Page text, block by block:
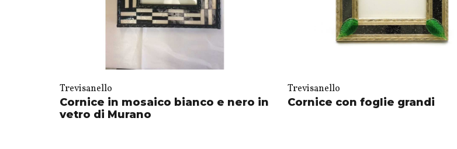
Trevisanello
Cornice in mosaico bianco e nero in
vetro di Murano
Trevisanello
Cornice con foglie grandi